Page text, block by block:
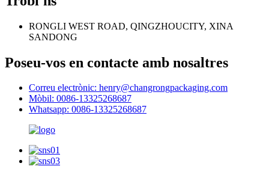
RONGLI WEST ROAD, QINGZHOUCITY, XINA
SANDONG
Poseu-vos en contacte amb nosaltres
Correu electrònic: henry@changrongpackaging.com
Mòbil: 0086-13325268687
Whatsapp: 0086-13325268687